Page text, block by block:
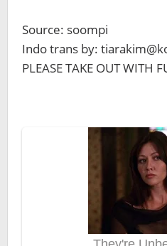
Source: soompi
Indo trans by:
PLEASE TAKE OUT WITH